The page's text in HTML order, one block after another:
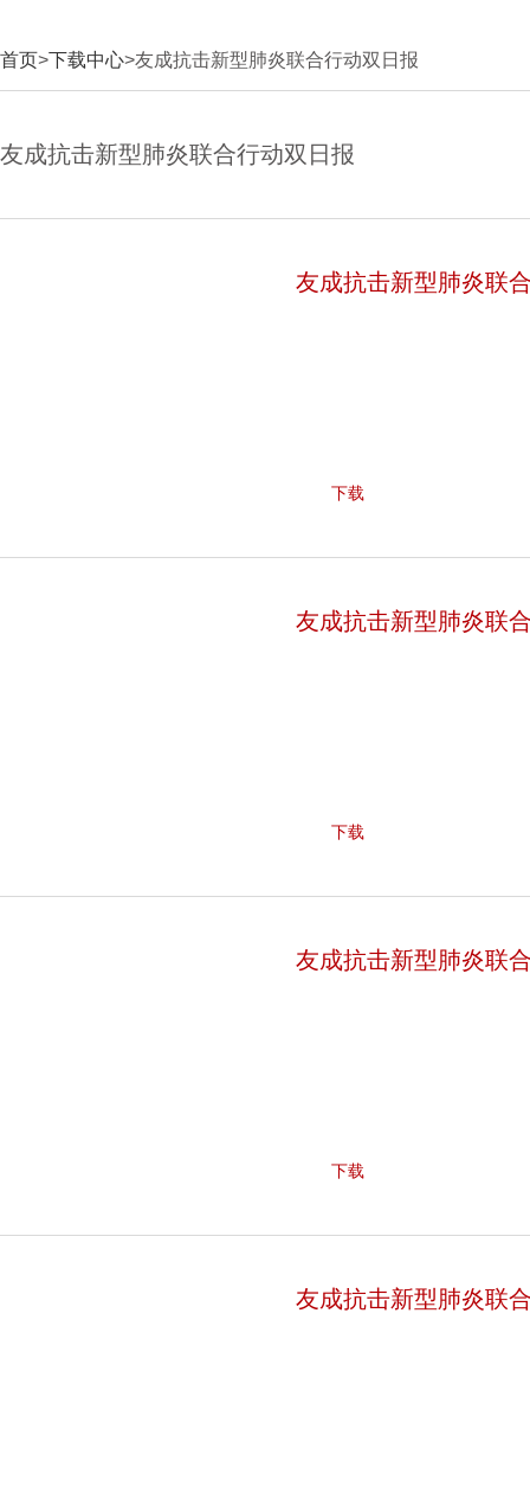
首页>下载中心>友成抗击新型肺炎联合行动双日报
友成抗击新型肺炎联合行动双日报
友成抗击新型肺炎联
下载
友成抗击新型肺炎联
下载
友成抗击新型肺炎联
下载
友成抗击新型肺炎联